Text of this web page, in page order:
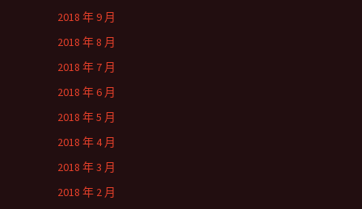
2018 年 9 月
2018 年 8 月
2018 年 7 月
2018 年 6 月
2018 年 5 月
2018 年 4 月
2018 年 3 月
2018 年 2 月